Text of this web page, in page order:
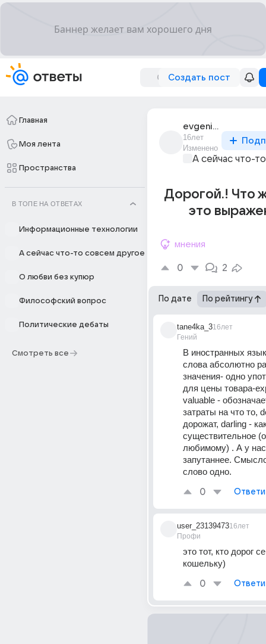
Создать пост
Главная
Моя лента
Пространства
В ТОПЕ НА ОТВЕТАХ
Информационные технологии
А сейчас что-то совсем другое
О любви без купюр
Философский вопрос
Политические дебаты
Смотреть все
evgeniia_iugova_1
16лет
Изменено
А сейчас что-
Дорогой.! Что
это
мнения
0 2
По дате По рейтингу
tane4ka_3
Гений
16лет
В иностранных
слова абсолютно
значения- одно
для цены товара-
valuable -
затраты на что то,
дорожат, darling -
существительное
любимому) . А у нас
запутаннее.
слово одно.
0
user_23139473
Профи
16лет
это тот, кто дорог
кошельку)
0